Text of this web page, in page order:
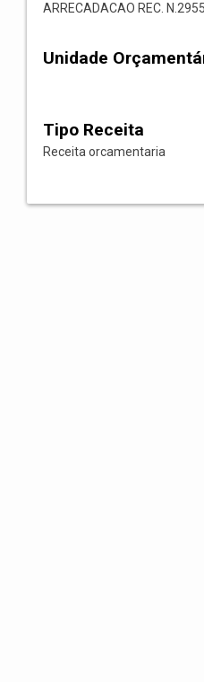
ARRECADACAO REC.
Unidade
Tipo Receita
Receita orcamentaria